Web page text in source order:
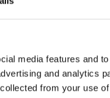
media features and
and analytics
from your use